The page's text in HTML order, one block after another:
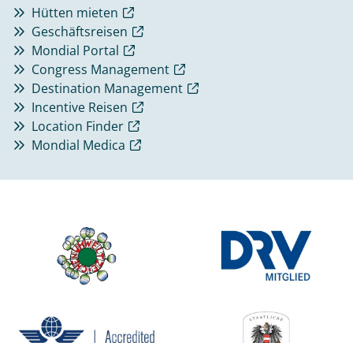
Hütten mieten
Geschäftsreisen
Mondial Portal
Congress Management
Destination Management
Incentive Reisen
Location Finder
Mondial Medica